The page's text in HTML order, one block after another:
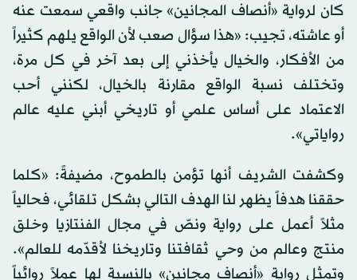
كان لرواية «أنصاف المجانين» جانب واقعي سمعت عنه
أو عاشته، تجيب: «هذا سؤال صعب لأن الواقع يلهم كثيراً
من الأفكار، والخيال يأخذني إلى بعد آخر في كل مرة،
وتختلف نسبة الواقع مقارنة بالخيال، لكنني أحب
الاعتماد على أساس علمي أو تاريخي أبني عليه عالم
رواياتي».
وكشفت الشريف أنها تؤمن بالطموح، مضيفةً: «كلما
حققنا هدفاً يظهر لنا الهدف التالي بشكل تلقائي، فحالياً
مثلاً أعمل على رواية ونصّ في مجال الفنتازيا وخلق
منتج وعالم من وحي ثقافتنا وتاريخنا لأقدّمه للعالم».
وتمثل رواية «أنصاف مجانين» بالنسبة لها عملاً روائياً